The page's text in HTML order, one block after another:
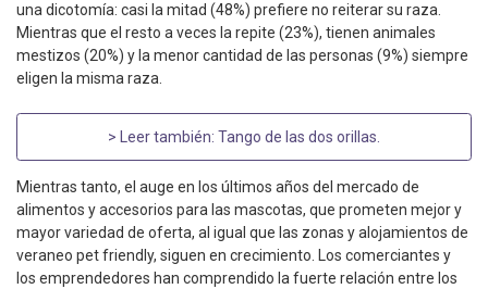
una dicotomía: casi la mitad (48%) prefiere no reiterar su raza.
Mientras que el resto a veces la repite (23%), tienen animales
mestizos (20%) y la menor cantidad de las personas (9%) siempre
eligen la misma raza.
> Leer también: Tango de las dos orillas
Mientras tanto, el auge en los últimos años del mercado de
alimentos y accesorios para las mascotas, que prometen mejor y
mayor variedad de oferta, al igual que las zonas y alojamientos de
veraneo pet friendly, siguen en crecimiento. Los comerciantes y
los emprendedores han comprendido la fuerte relación entre los